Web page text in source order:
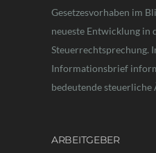
Gesetzesvorhaben im
neueste Entwicklung in
Steuerrechtsprechung.
Informationsbrief
bedeutende steuerliche
ARBEITGEBER